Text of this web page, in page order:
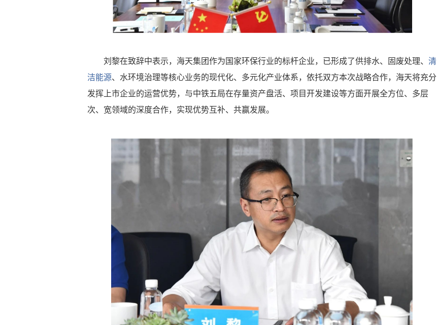
刘黎在致辞中表示，海天集团作为国家环保行业的标杆企业，已形成了供排水、固废处理、 清
洁能源、水环境治理等核心业务的现代化、多元化产业体系，依托双方本次战略合作，海天将充分
发挥上市企业的运营优势，与中铁五局在存量资产盘活、项目开发建设等方面开展全方位、多层
次、宽领域的深度合作，实现优势互补、共赢发展。